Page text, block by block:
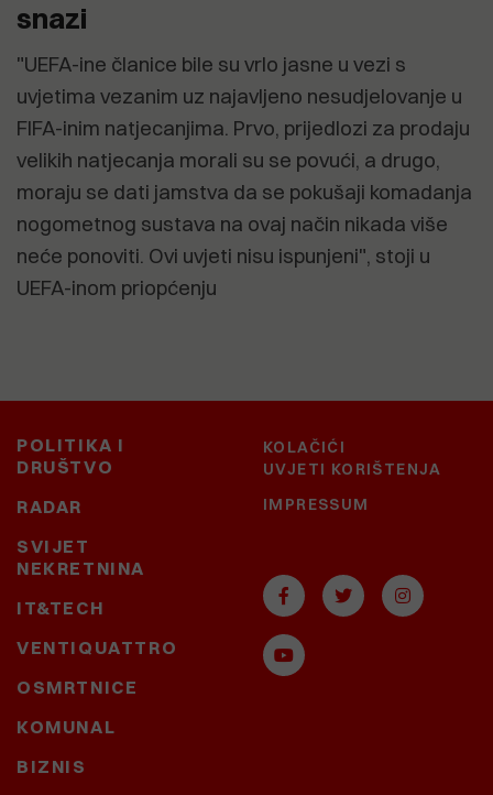
snazi
"UEFA-ine članice bile su vrlo jasne u vezi s
uvjetima vezanim uz najavljeno nesudjelovanje u
FIFA-inim natjecanjima. Prvo, prijedlozi za prodaju
velikih natjecanja morali su se povući, a drugo,
moraju se dati jamstva da se pokušaji komadanja
nogometnog sustava na ovaj način nikada više
neće ponoviti. Ovi uvjeti nisu ispunjeni", stoji u
UEFA-inom priopćenju
POLITIKA I
DRUŠTVO
RADAR
SVIJET
NEKRETNINA
IT&TECH
VENTIQUATTRO
OSMRTNICE
KOMUNAL
BIZNIS
KOLAČIĆI
UVJETI KORIŠTENJA
IMPRESSUM